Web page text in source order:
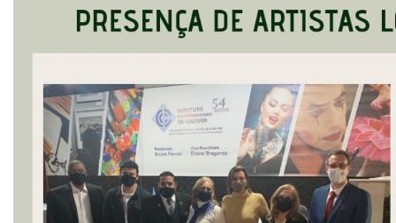
IMPRENSA
TRABALHE CONOSCO
OUVIDORIA